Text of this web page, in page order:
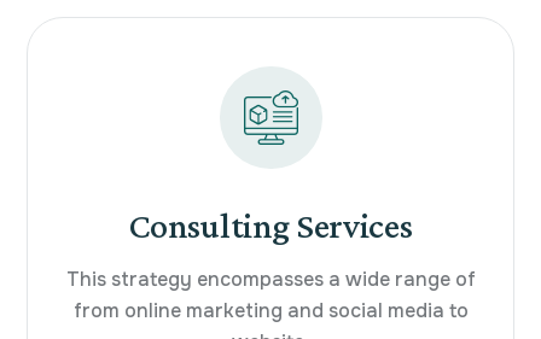
Consulting Services
This strategy encompasses a wide range of
from online marketing and social media to